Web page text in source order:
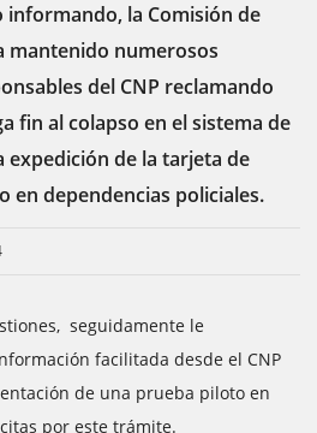
informando, la Comisión de
mantenido numerosos
del CNP reclamando
fin al colapso en el sistema de
expedición de la tarjeta de
en dependencias policiales.
seguidamente le
facilitada desde el CNP
de una prueba piloto en
por este trámite.